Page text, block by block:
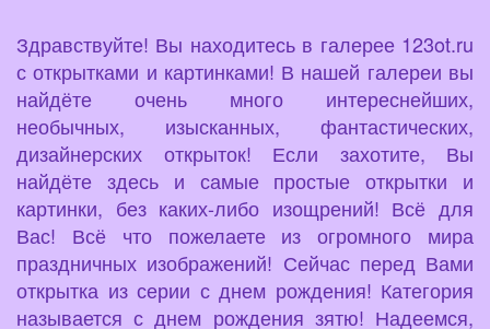
Здравствуйте! Вы находитесь в галерее 123ot.ru
с открытками и картинками! В нашей галереи вы
найдёте очень много интереснейших,
необычных, изысканных, фантастических,
дизайнерских открыток! Если захотите, Вы
найдёте здесь и самые простые открытки и
картинки, без каких-либо изощрений! Всё для
Вас! Всё что пожелаете из огромного мира
праздничных изображений! Сейчас перед Вами
открытка из серии с днем рождения! Категория
называется с днем рождения зятю! Надеемся,